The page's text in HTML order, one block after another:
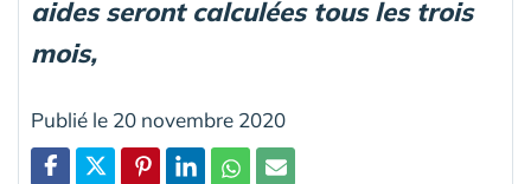
aides seront calculées tous les trois
mois,
Publié le 20 novembre 2020